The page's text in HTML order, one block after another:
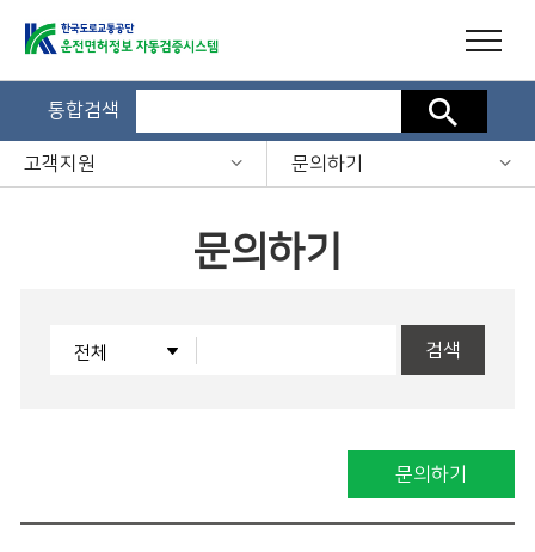
통합검색 검색
고객지원 문의하기
문의하기
검색
문의하기